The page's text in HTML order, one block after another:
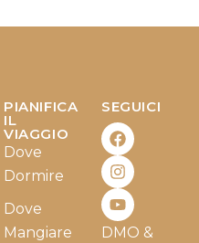
PIANIFICA
IL
VIAGGIO
Dove
Dormire
Dove
Mangiare
SEGUICI
F
a
c
e
b
o
o
k
I
n
s
t
a
g
r
a
Y
o
u
t
u
b
e
DMO &